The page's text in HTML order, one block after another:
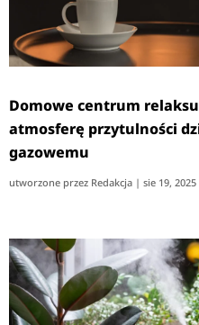
Domowe centrum
atmosferę przytulności
gazowemu
utworzone przez Redakcja |sie 19, 2025